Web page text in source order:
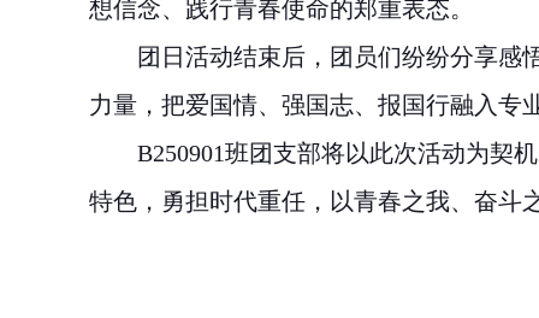
想信念、践行青春使命的郑重表态。
团日活动结束后，团员们纷纷分享感
力量，把爱国情、强国志、报国行融入专
B250901班团支部将以此次活动为契
特色，勇担时代重任，以青春之我、奋斗